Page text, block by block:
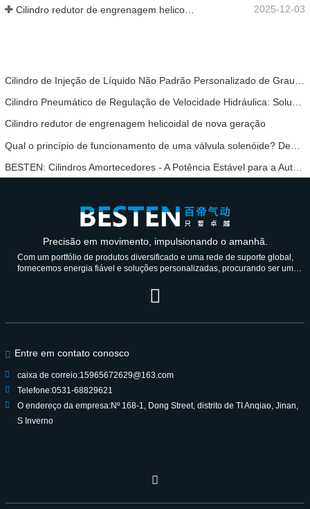
Cilindro redutor de engrenagem helicoidal de nova geração 2025-12-03
Cilindro redutor de engrenagem helicoidal de nova geração
Precisão em movimento, impulsionando o amanhã.
Com um portfólio de produtos diversificado e uma rede de suporte global,
fornecemos energia fiável e soluções personalizadas, procurando ser um
Entre em contato conosco
caixa de correio:15965672629@163.com
Telefone:0531-68829621
O endereço da empresa:Nº 168-1, Dong Street, distrito de TI Anqiao, Jinan,
S Inverno